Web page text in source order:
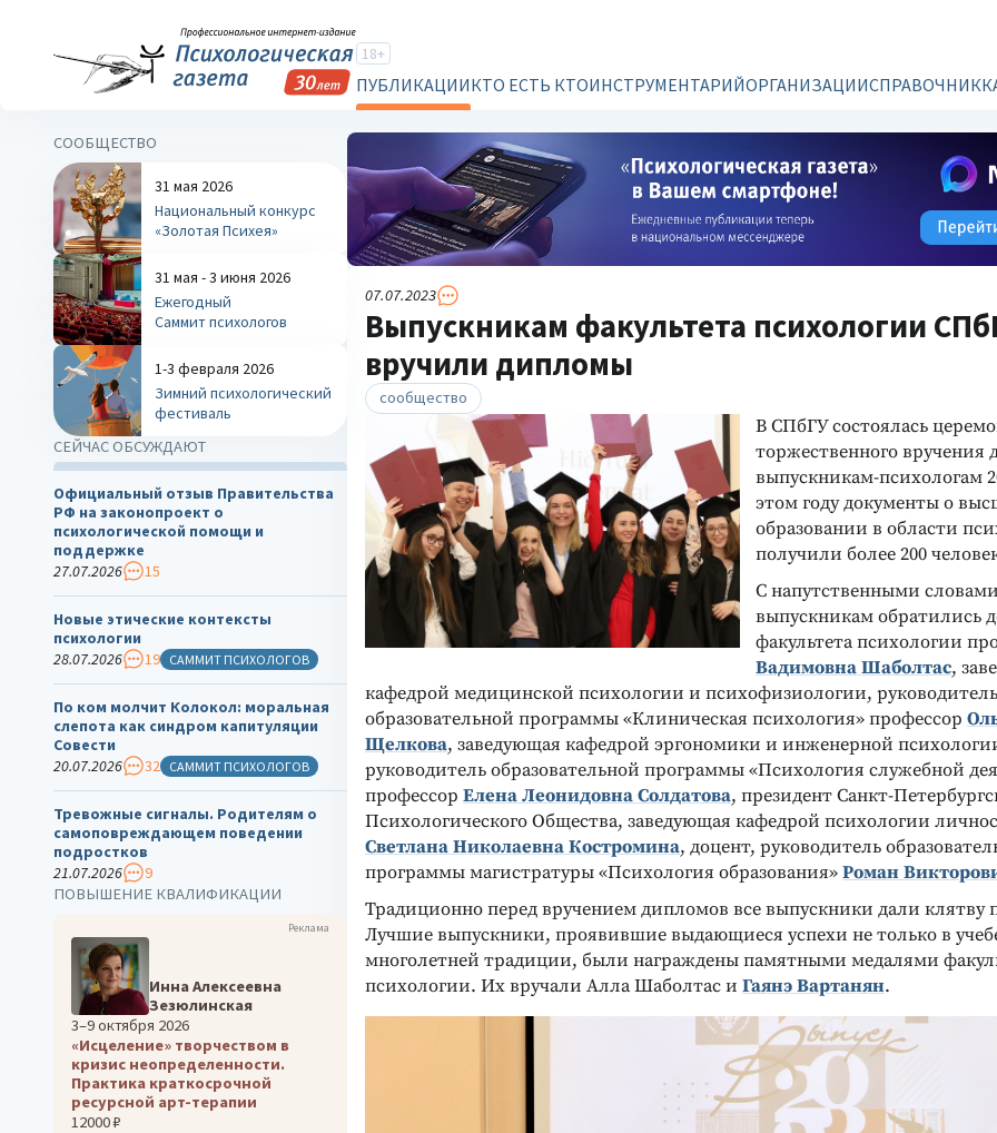
18+
ПУБЛИКАЦИИКТО ЕСТЬ КТОИНСТРУМЕНТАРИЙОРГАНИЗАЦИИСПРАВОЧНИК
07.07.2023
Выпускникам факультета психологии
вручили дипломы
сообщество
В СПбГУ состоялась
торжественного вручения
выпускникам-психологам
этом году документы о
образовании в области
получили более 200
С напутственными
выпускникам обратились
факультета психологии
Вадимовна Шаболтас,
кафедрой медицинской психологии и психофизиологии, руководитель
образовательной программы «Клиническая психология» профессор
Щелкова, заведующая кафедрой эргономики и инженерной
руководитель образовательной программы «Психология служебной
профессор Елена Леонидовна Солдатова, президент Санкт-
Психологического Общества, заведующая кафедрой психологии
Светлана Николаевна Костромина, доцент, руководитель
программы магистратуры «Психология образования»Роман
Традиционно перед вручением дипломов все выпускники дали клятву
Лучшие выпускники, проявившие выдающиеся успехи не только в
многолетней традиции, были награждены памятными медалями
психологии. Их вручали Алла Шаболтас и Гаянэ Вартанян.
СООБЩЕСТВО
31 мая 2026
Национальный конкурс
«Золотая Психея»
31 мая - 3 июня 2026
Ежегодный
Саммит психологов
1-3 февраля 2026
Зимний психологический
фестиваль
СЕЙЧАС ОБСУЖДАЮТ
Официальный отзыв Правительства
РФ на законопроект о
психологической помощи и
поддержке
27.07.2026
15
Новые этические контексты
психологии
28.07.2026
19 САММИТ ПСИХОЛОГОВ
По ком молчит Колокол: моральная
слепота как синдром капитуляции
Совести
20.07.2026
32 САММИТ ПСИХОЛОГОВ
Тревожные сигналы. Родителям о
самоповреждающем поведении
подростков
21.07.2026
9
ПОВЫШЕНИЕ КВАЛИФИКАЦИИ
Реклама
Инна Алексеевна
Зезюлинская
3–9 октября 2026
«Исцеление» творчеством в
кризис неопределенности.
Практика краткосрочной
ресурсной арт-терапии
12000 ₽